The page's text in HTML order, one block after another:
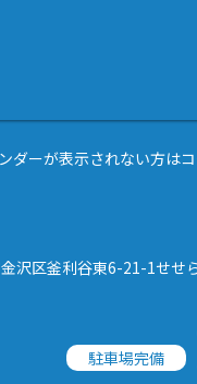
ダーが表示されない方は
沢区釜利谷東6-21-1せせ
駐車場完備